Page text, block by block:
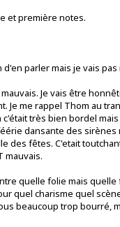
et première notes.
d'en parler mais je vais
Je vais être
Je me rappel Thom au
c'était très bien bordel
dansante des sirènes
des fêtes. C'etait
mauvais.
quelle folie mais quelle
quel charisme quel
beaucoup trop bourré,